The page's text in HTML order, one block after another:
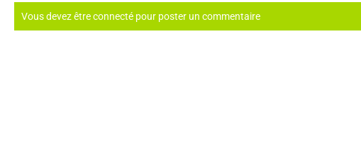
Vous devez être connecté pour poster un commentaire